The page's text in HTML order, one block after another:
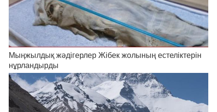
Мыңжылдық жәдігерлер Жібек жолының естеліктерін
нұрландырды